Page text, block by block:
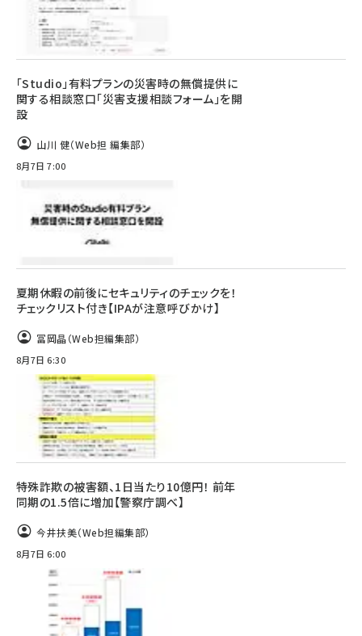
「Studio」有料プランの災害時の無償提供に
関する相談窓口「災害支援相談フォーム」を開
設
山川 健（Web担 編集部）
8月7日 7:00
夏期休暇の前後にセキュリティのチェックを！
チェックリスト付き【IPAが注意呼びかけ】
冨岡晶（Web担編集部）
8月7日 6:30
特殊詐欺の被害額、1日当たり10億円！ 前年
同期の1.5倍に増加【警察庁調べ】
今井扶美（Web担編集部）
8月7日 6:00